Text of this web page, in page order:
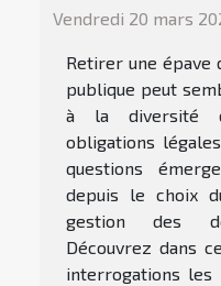
Vendredi 20 mars
Retirer une épave
publique peut
à la diversité
obligations
questions
depuis le choix
gestion des
Découvrez dans
interrogations les